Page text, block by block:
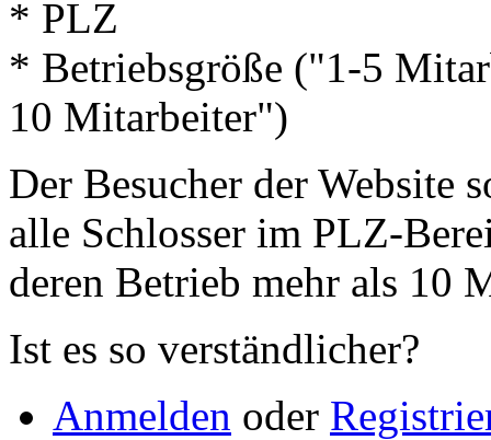
* PLZ
* Betriebsgröße ("1-5
10 Mitarbeiter")
Der Besucher der Website
alle Schlosser im PLZ-
deren Betrieb mehr als 10
Ist es so verständlicher?
Anmelden oder